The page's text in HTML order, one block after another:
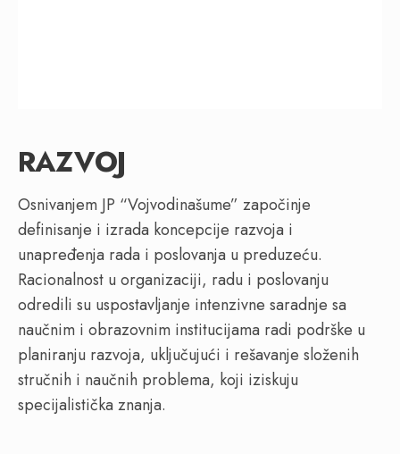
RAZVOJ
Osnivanjem JP “Vojvodinašume” započinje
definisanje i izrada koncepcije razvoja i
unapređenja rada i poslovanja u preduzeću.
Racionalnost u organizaciji, radu i poslovanju
odredili su uspostavljanje intenzivne saradnje sa
naučnim i obrazovnim institucijama radi podrške u
planiranju razvoja, uključujući i rešavanje složenih
stručnih i naučnih problema, koji iziskuju
specijalistička znanja.